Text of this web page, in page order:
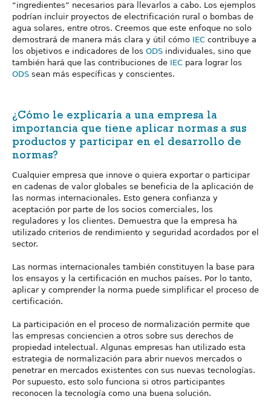
“ingredientes” necesarios para llevarlos a cabo. Los ejemplos
podrían incluir proyectos de electrificación rural o bombas de
agua solares, entre otros. Creemos que este enfoque no solo
demostrará de manera más clara y útil cómo IEC contribuye a
los objetivos e indicadores de los ODS individuales, sino que
también hará que las contribuciones de IEC para lograr los
ODS sean más específicas y conscientes.
¿Cómo le explicaría a una empresa la
importancia que tiene aplicar normas a sus
productos y participar en el desarrollo de
normas?
Cualquier empresa que innove o quiera exportar o participar
en cadenas de valor globales se beneficia de la aplicación de
las normas internacionales. Esto genera confianza y
aceptación por parte de los socios comerciales, los
reguladores y los clientes. Demuestra que la empresa ha
utilizado criterios de rendimiento y seguridad acordados por el
sector.
Las normas internacionales también constituyen la base para
los ensayos y la certificación en muchos países. Por lo tanto,
aplicar y comprender la norma puede simplificar el proceso de
certificación.
La participación en el proceso de normalización permite que
las empresas conciencien a otros sobre sus derechos de
propiedad intelectual. Algunas empresas han utilizado esta
estrategia de normalización para abrir nuevos mercados o
penetrar en mercados existentes con sus nuevas tecnologías.
Por supuesto, esto solo funciona si otros participantes
reconocen la tecnología como una buena solución.